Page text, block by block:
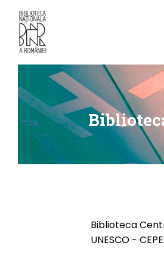
Biblioteca
UNESCO -